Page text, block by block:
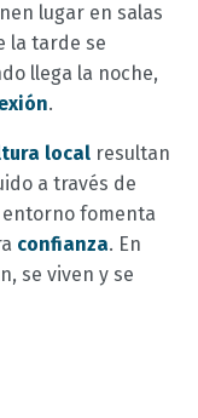
lugar en salas
la tarde se
llega la noche,
.
local resultan
a través de
fomenta
confianza. En
se viven y se